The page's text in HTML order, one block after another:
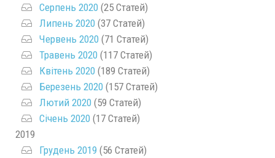
Серпень 2020 (25 Статей)
Липень 2020 (37 Статей)
Червень 2020 (71 Статей)
Травень 2020 (117 Статей)
Квітень 2020 (189 Статей)
Березень 2020 (157 Статей)
Лютий 2020 (59 Статей)
Січень 2020 (17 Статей)
2019
Грудень 2019 (56 Статей)